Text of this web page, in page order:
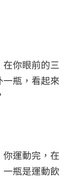
在你眼前的三
瓶，看起來
你運動完，在
瓶是運動飲